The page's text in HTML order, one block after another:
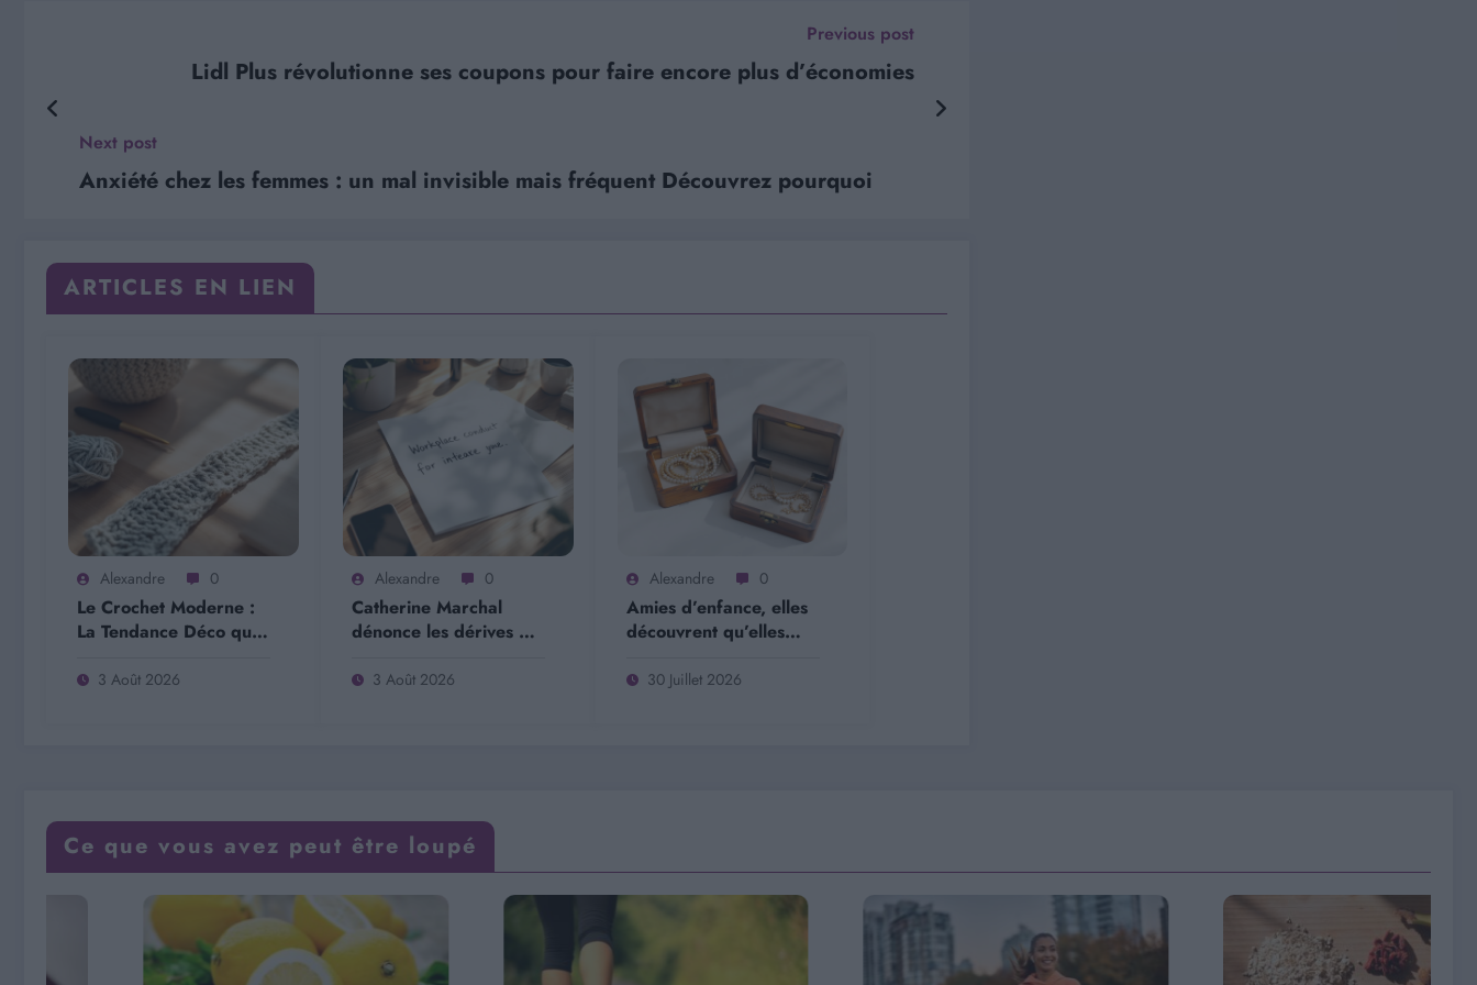
Previous post
Lidl Plus révolutionne ses coupons pour faire encore plus d’économies
Next post
Anxiété chez les femmes : un mal invisible mais fréquent Découvrez pourquoi
ARTICLES EN LIEN
Alexandre 0
Le Crochet Moderne :
La Tendance Déco qui
Intérieur
3 Août 2026
Alexandre 0
Catherine Marchal
dénonce les dérives du
3 Août 2026
Alexandre 0
Amies d’enfance, elles
découvrent qu’elles
30 Juillet 2026
Ce que vous avez peut être loupé